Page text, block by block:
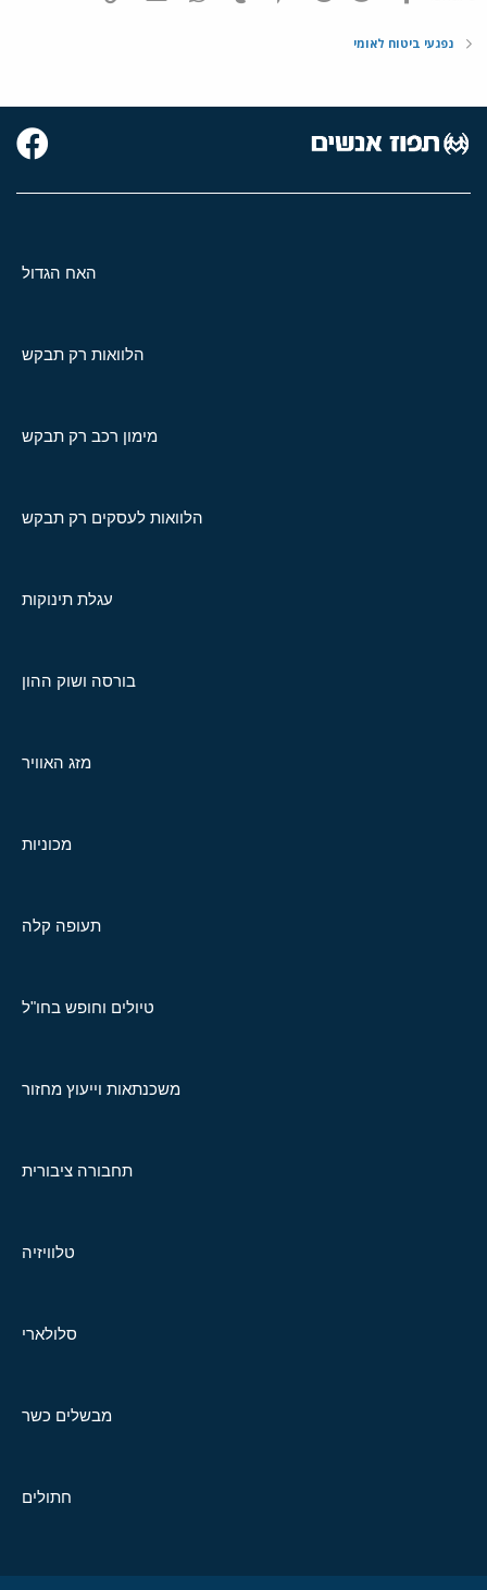
נפגעי ביטוח לאומי
האח הגדול
הלוואות רק תבקש
מימון רכב רק תבקש
הלוואות לעסקים רק תבקש
עגלת תינוקות
בורסה ושוק ההון
מזג האוויר
מכוניות
תעופה קלה
טיולים וחופש בחו"ל
משכנתאות וייעוץ מחזור
תחבורה ציבורית
טלוויזיה
סלולארי
מבשלים כשר
חתולים